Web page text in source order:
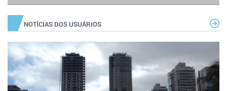
NOTÍCIAS DOS USUÁRIOS